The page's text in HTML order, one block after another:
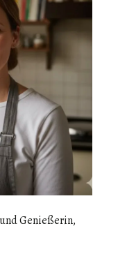
Genießerin,